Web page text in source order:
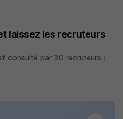
laissez les recruteurs
consulté par 30 recruteurs !